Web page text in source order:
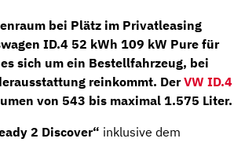
bei Plätz im Privatleasing
ID.4 52 kWh 109 kW Purefür
sich um ein Bestellfahrzeug, bei
reinkommt. DerVW ID.4
von 543 bis maximal 1.575 Liter.
2 Discover“ inklusive dem